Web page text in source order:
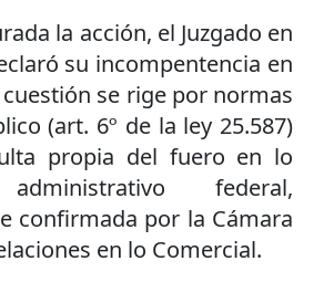
la acción, el Juzgado en
su incompentencia en
se rige por normas
(art. 6º de la ley 25.587)
propia del fuero en lo
federal,
confirmada por la Cámara
en lo Comercial.